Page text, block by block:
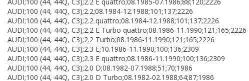
AUDI;100 (44, 44Q, C3);2.2;08.1984-12.1988;101;137;2226
AUDI;100 (44, 44Q, C3);2.2 quattro;08.1984-12.1988;101;137;2226
AUDI;100 (44, 44Q, C3);2.2 E Turbo quattro;08.1986-11.1990;121;165;2226
AUDI;100 (44, 44Q, C3);2.2 Turbo;08.1986-11.1990;121;165;2226
AUDI;100 (44, 44Q, C3);2.3 E;10.1986-11.1990;100;136;2309
AUDI;100 (44, 44Q, C3);2.3 E quattro;08.1986-11.1990;100;136;2309
AUDI;100 (44, 44Q, C3);2.0 D;08.1982-07.1988;51;70;1986
AUDI;100 (44, 44Q, C3);2.0 D Turbo;08.1982-02.1988;64;87;1986